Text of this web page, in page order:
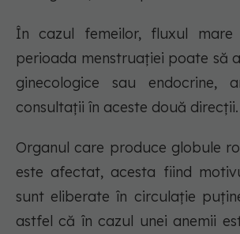
În cazul femeilor, fluxul mare
perioada menstruației poate să
ginecologice sau endocrine,
consultații în aceste două direcții.
Organul care produce globule
este afectat, acesta fiind
sunt eliberate în circulație
astfel că în cazul unei anemii